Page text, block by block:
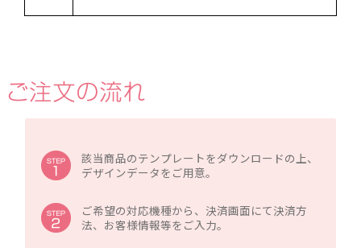
該当商品のテンプレートをダウンロードの上、
デザインデータをご用意。
ご希望の対応機種から、決済画面にて決済方
法、お客様情報等をご入力。